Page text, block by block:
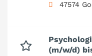
47574
(m/w/d)